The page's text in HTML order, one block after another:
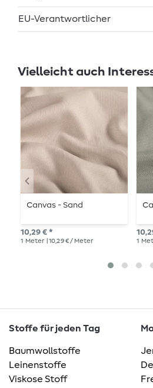
EU-Verantwortlicher
Vielleicht auch
Canvas - Sand
10,29 € *
1 Meter | 10,29 € / Meter 1
Stoffe für jeden Tag
Baumwollstoffe
Leinenstoffe
Viskose Stoff